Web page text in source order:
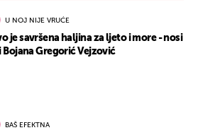
U NOJ NIJE VRUĆE
je savršena haljina za ljeto i more - nosi
Bojana Gregorić Vejzović
BAŠ EFEKTNA